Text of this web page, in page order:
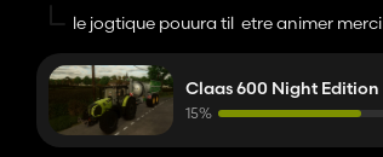
le jogtique pouura til etre animer merci
Claas 600 Night Edition
15%